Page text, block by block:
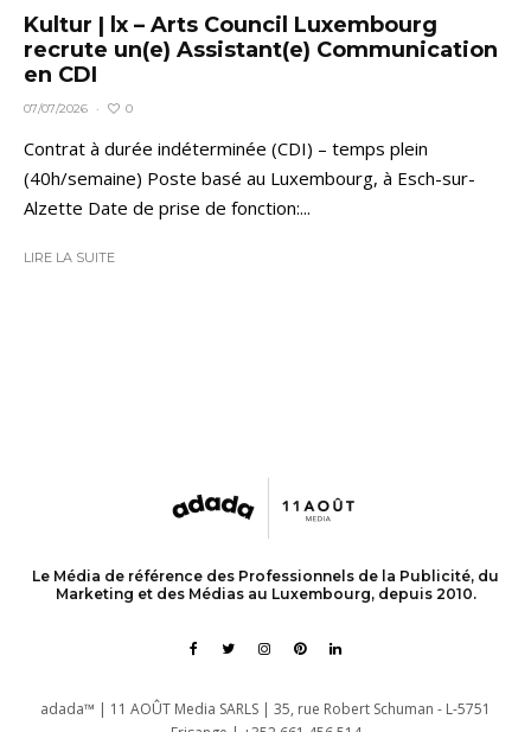
Kultur | lx – Arts Council Luxembourg
recrute un(e) Assistant(e) Communication
en CDI
07/07/2026 · 0
Contrat à durée indéterminée (CDI) – temps plein
(40h/semaine) Poste basé au Luxembourg, à Esch-sur-
Alzette Date de prise de fonction:...
LIRE LA SUITE
Le Média de référence des Professionnels de la Publicité, du
Marketing et des Médias au Luxembourg, depuis 2010.
adada™ | 11 AOÛT Media SARLS | 35, rue Robert Schuman - L-5751